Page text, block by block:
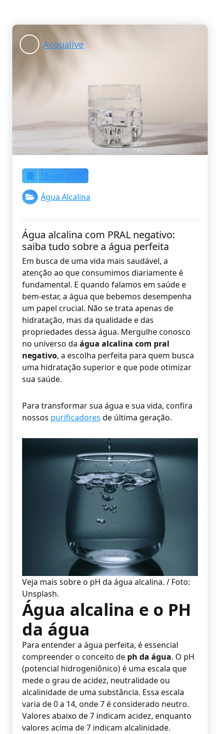
Acqualive
16 out 2025
Água Alcalina
Água alcalina com PRAL negativo:
saiba tudo sobre a água perfeita
Em busca de uma vida mais saudável, a
atenção ao que consumimos diariamente é
fundamental. E quando falamos em saúde e
bem-estar, a água que bebemos desempenha
um papel crucial. Não se trata apenas de
hidratação, mas da qualidade e das
propriedades dessa água. Mergulhe conosco
no universo da água alcalina com pral
negativo, a escolha perfeita para quem busca
uma hidratação superior e que pode otimizar
sua saúde.
Para transformar sua água e sua vida, confira
nossos purificadores de última geração.
Veja mais sobre o pH da água alcalina. / Foto:
Unsplash.
Água alcalina e o PH
da água
Para entender a água perfeita, é essencial
compreender o conceito de ph da água. O pH
(potencial hidrogeniônico) é uma escala que
mede o grau de acidez, neutralidade ou
alcalinidade de uma substância. Essa escala
varia de 0 a 14, onde 7 é considerado neutro.
Valores abaixo de 7 indicam acidez, enquanto
valores acima de 7 indicam alcalinidade.